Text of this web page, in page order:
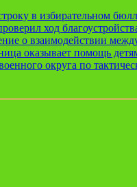
в избирательном
ход
о взаимодействии
оказывает помощь
округа по